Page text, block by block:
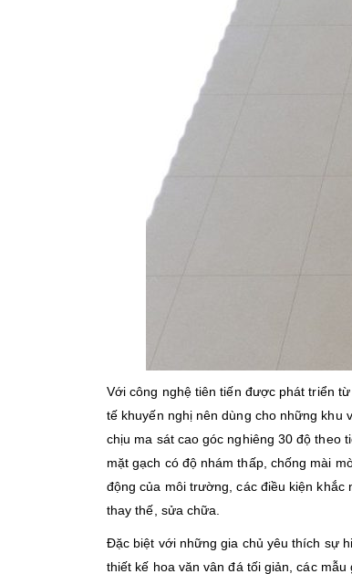
Với công nghệ tiên tiến được phát triển
tế khuyến nghị nên dùng cho những
chịu ma sát cao góc nghiêng 30 độ theo
mặt gạch có độ nhám thấp, chống mài
động của môi trường, các điều kiện khắc
thay thế, sửa chữa.
Đặc biệt với những gia chủ yêu thích sự
thiết kế hoa văn vân đá tối giản, các